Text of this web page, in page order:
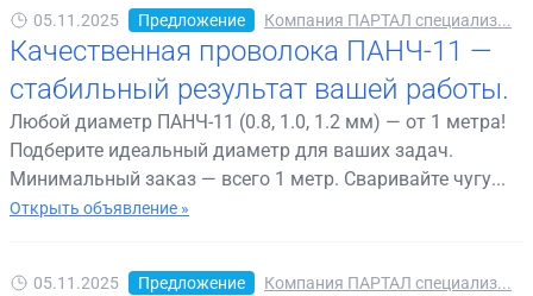
05.11.2025 Предложение Компания ПАРТАЛ специализ...
Качественная проволока ПАНЧ-11 —
стабильный результат вашей работы.
Любой диаметр ПАНЧ-11 (0.8, 1.0, 1.2 мм) — от 1 метра!
Подберите идеальный диаметр для ваших задач.
Минимальный заказ — всего 1 метр. Сваривайте чугу...
Открыть объявление »
05.11.2025 Предложение Компания ПАРТАЛ специализ...